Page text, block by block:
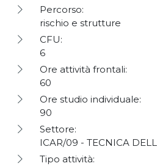
Percorso:
rischio e strutture
CFU:
6
Ore attività frontali:
60
Ore studio individuale:
90
Settore:
ICAR/09 - TECNICA
Tipo attività: